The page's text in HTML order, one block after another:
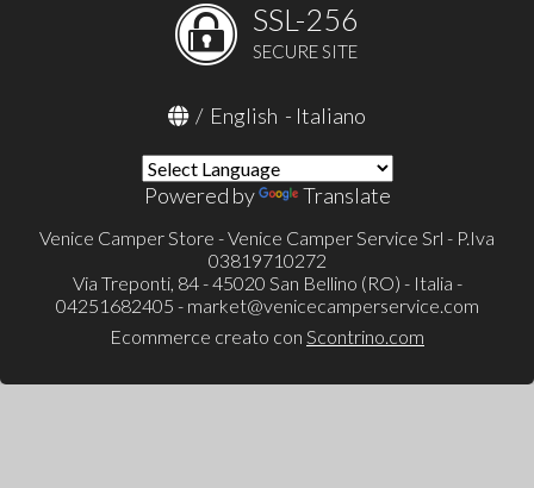
SSL-256
SECURE SITE
/ English - Italiano
Powered by Translate
Venice Camper Store - Venice Camper Service Srl - P.Iva
03819710272
Via Treponti, 84 - 45020 San Bellino (RO) - Italia -
04251682405 - market@venicecamperservice.com
Ecommerce creato con Scontrino.com